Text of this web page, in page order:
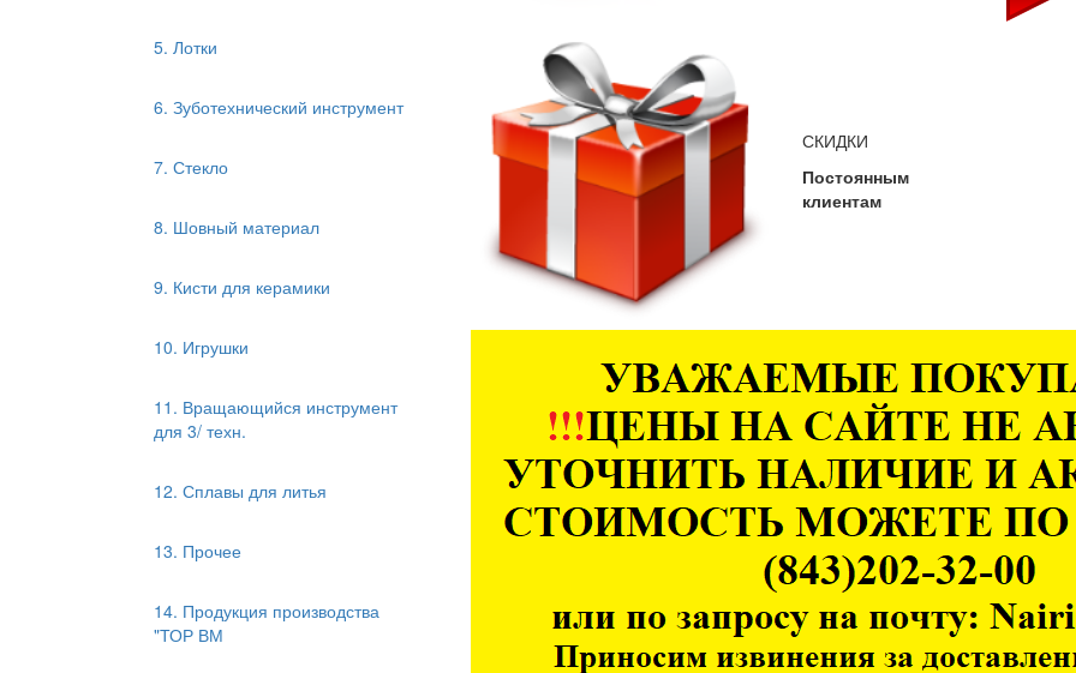
5. Лотки
6. Зуботехнический инструмент
7. Стекло
8. Шовный материал
9. Кисти для керамики
10. Игрушки
11. Вращающийся инструмент
для 3/ техн.
12. Сплавы для литья
13. Прочее
14. Продукция производства
"ТОР ВМ
СКИДКИ
Постоянным
клиентам